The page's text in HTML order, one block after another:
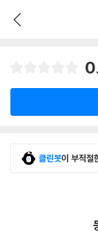
클린봇이 부적절